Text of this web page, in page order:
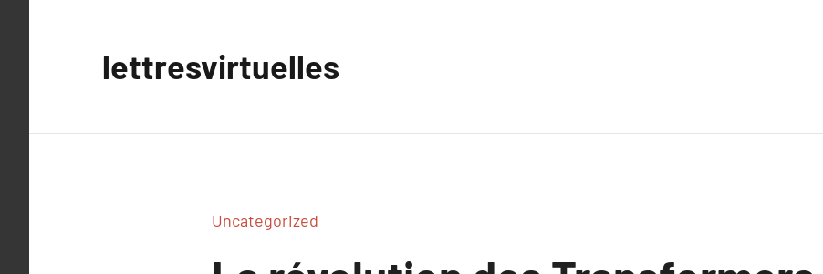
lettresvirtuelles
Uncategorized